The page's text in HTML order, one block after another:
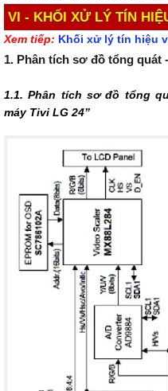
VI - KHỐI XỬ LÝ TÍN
Xem tiếp: Khối xử lý tín hiệu
1. Phân tích sơ đồ tổng quát
1.1. Phân tích sơ đồ tổng
máy Tivi LG 24”